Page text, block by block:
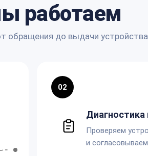
работаем
обращения до выдачи устройства
02
Диагностика
Проверяем
и